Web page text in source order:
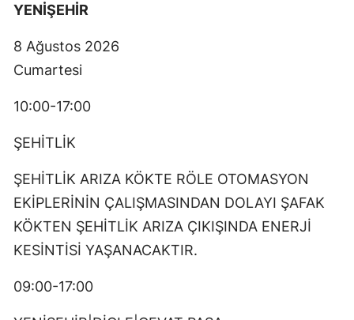
YENİŞEHİR
8 Ağustos 2026
Cumartesi
10:00-17:00
ŞEHİTLİK
ŞEHİTLİK ARIZA KÖKTE RÖLE OTOMASYON
EKİPLERİNİN ÇALIŞMASINDAN DOLAYI ŞAFAK
KÖKTEN ŞEHİTLİK ARIZA ÇIKIŞINDA ENERJİ
KESİNTİSİ YAŞANACAKTIR.
09:00-17:00